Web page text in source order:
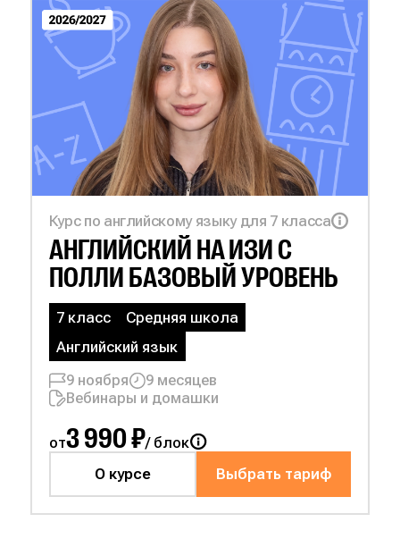
Курс по английскому языку для 7 класса
АНГЛИЙСКИЙ НАИЗИ С
ПОЛЛИ БАЗОВЫЙ УРОВЕНЬ
7 класс
Средняя школа
Английский язык
9 ноября
9 месяцев
Вебинары и домашки
от3 990 ₽/ блок
Выбрать тариф
О курсе